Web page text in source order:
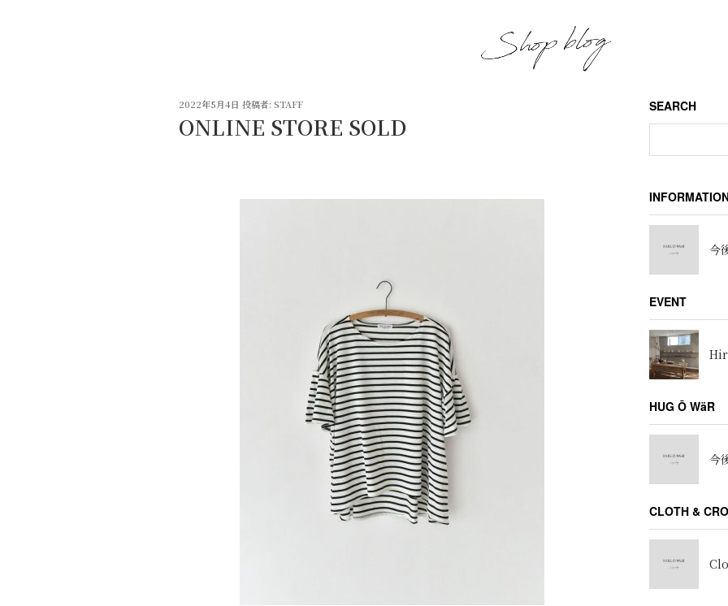
投
日:
2022年5月4日 投稿者: STAFF
ONLINE STORE SOLD
SEARCH
今
EVENT
HUG Ō WäR
今
CLOTH &